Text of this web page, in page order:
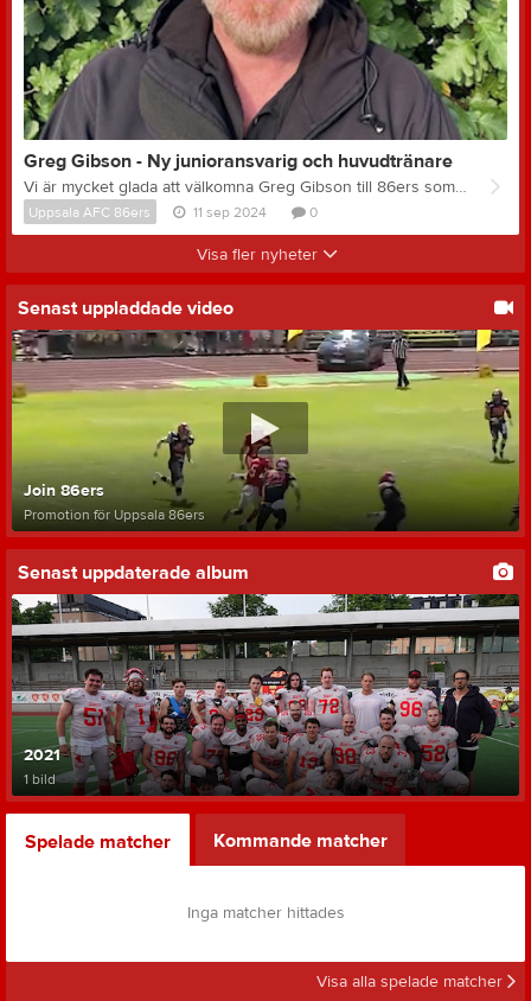
Greg Gibson - Ny junioransvarig och huvudtränare
Vi är mycket glada att välkomna Greg Gibson till 86ers som Youth Coordintor & Head Coach. Greg har gedigen erfarenhet inom amerikansk fotboll och brinner för att träna ungdomar att nå sin fulla potential inom amerikansk fotboll geonom motiverande och rolig träningsmetodik. Nedan kommer en kort sammanfattning om vem Greg Gibson är. Coach Gibson comes to us from his most recent coaching assignment with the Providence Christian Academy Storm of Atlanta Georgia. Prior to working with the Storm, coach Gibson was the head coach and youth coordinator for the Helsingborg Jaguars (Sweden), where he was tasked with building a youth program to its highest level of participation and Helsingborg peaked with a record number of players in 2022, before coach accepted the coaching position in Atlanta USA. From 2017-2019 coach Gibson was the Head coach for the Ekeby Greys (Sweden) where the team achieved success and in 2017 reached division 1 semi-finals. During his time in Ekeby coach Gibson doubled up as the defensive coordinator for the Swedish national teams men, and JLL team. While with the Swedish Junior national team, Sweden won the European championship in 2017, and finished 4th in the world championships in 2018. From 2015-2016 coach Gibson was the head coach for the Limhamn Griffins, during a period the Griffins were in the Swedish Superseries. Prior to 2015, coach Gibson has served as both offensive and defensive coordinator at several US high schools including Marblehead High School and Salem High School (USA - Massachusetts). In 2007, coach Gibson was tabbed coordinator and assistant coach of the year, while helping Marblehead High School to their first winning season in 12 years. Coach Gibson played high school football at Stonington High School (USA Connecticut), capturing a state championship in his junior season. After high school Gibson was a standout defensive back at division 1 Central Connecticut State University. Personally, coach Gibson is the founder of Northman American Football Camps, one of the largest American football camps in all of Europe. Northman Camps bring coaches from the highest levels in the US to Europe to help develop skill and technique for both players and coaches. Gibson was married in 2024 and resides in Uppsala.
Uppsala AFC 86ers 11 sep 2024 0
Visa fler nyheter
Senast uppladdade video
Join 86ers
Promotion för Uppsala 86ers
Senast uppdaterade album
2021
1 bild
Spelade matcher Kommande matcher
Inga matcher hittades
Visa alla spelade matcher